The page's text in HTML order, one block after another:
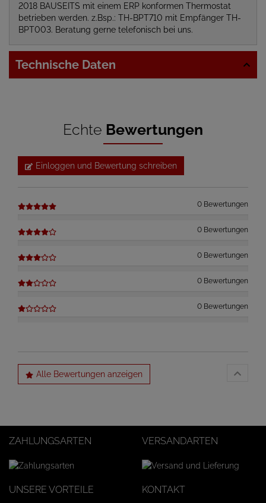
2018 BAUSEITS mit einem ERP konformen Thermostat
betrieben werden. z.Bsp.: TH-BPT710 mit Empfänger TH-
BPT003. Beratung gerne telefonisch bei uns.
Technische Daten
Echte Bewertungen
Einloggen und Bewertung schreiben
0 Bewertungen
0 Bewertungen
0 Bewertungen
0 Bewertungen
0 Bewertungen
Alle Bewertungen anzeigen
ZAHLUNGSARTEN VERSANDARTEN
UNSERE VORTEILE KONTAKT